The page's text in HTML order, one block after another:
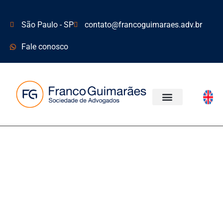
São Paulo - SP contato@francoguimaraes.adv.br
Fale conosco